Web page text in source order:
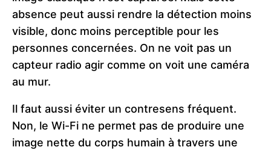
absence peut aussi rendre la détection moins
visible, donc moins perceptible pour les
personnes concernées. On ne voit pas un
capteur radio agir comme on voit une caméra
au mur.
Il faut aussi éviter un contresens fréquent.
Non, le Wi-Fi ne permet pas de produire une
image nette du corps humain à travers une